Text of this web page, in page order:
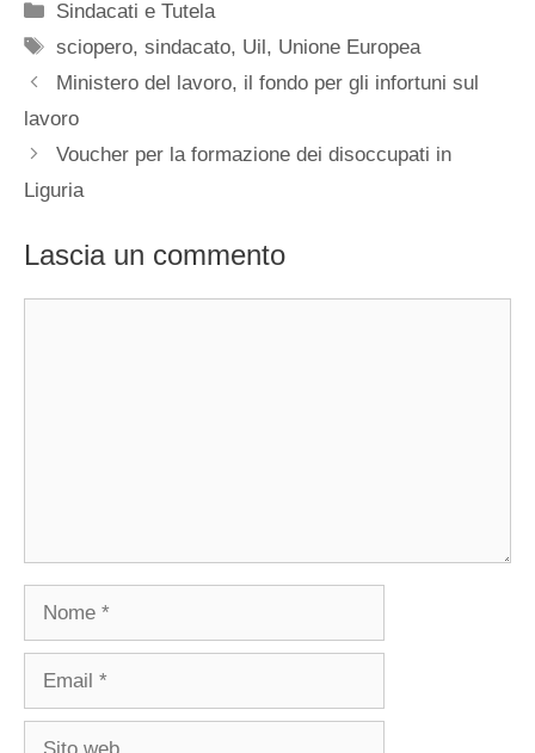
Categorie
Sindacati e Tutela
Tag
sciopero,sindacato, Uil, Unione Europea
Ministero del lavoro, il fondo per gli infortuni sul
lavoro
Voucher per la formazione dei disoccupati in
Liguria
Lascia un commento
Nome
Email
Sito